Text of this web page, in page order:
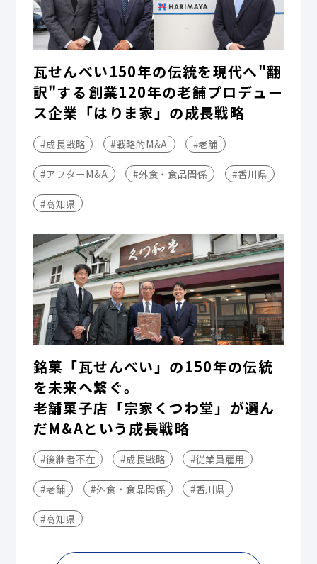
瓦せんべい150年の伝統を現代へ"翻
訳"する――創業120年の老舗プロデュー
ス企業「はりま家」の成長戦略
#成長戦略 #戦略的M&A #老舗
#アフターM&A #外食・食品関係 #香川県
#高知県
銘菓「瓦せんべい」の150年の伝統
を未来へ繋ぐ。
老舗菓子店「宗家くつわ堂」が選ん
だM&Aという成長戦略
#後継者不在 #成長戦略 #従業員雇用
#老舗 #外食・食品関係 #香川県
#高知県